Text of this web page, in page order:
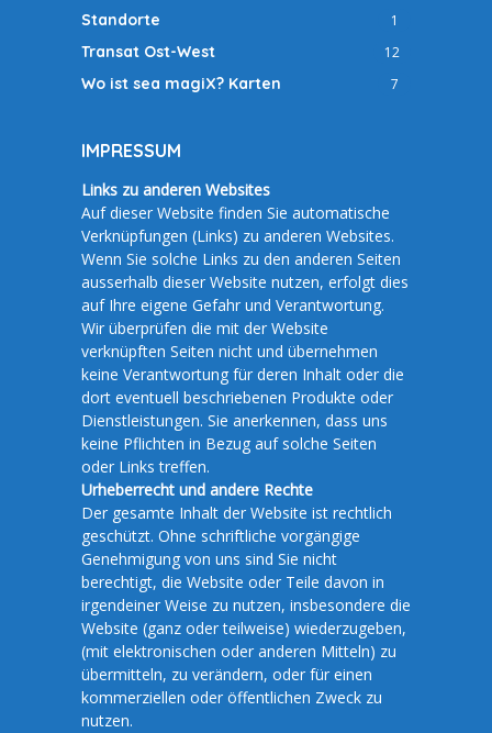
Standorte 1
Transat Ost-West 12
Wo ist sea magiX? Karten 7
IMPRESSUM
Links zu anderen Websites
Auf dieser Website finden Sie automatische
Verknüpfungen (Links) zu anderen Websites.
Wenn Sie solche Links zu den anderen Seiten
ausserhalb dieser Website nutzen, erfolgt dies
auf Ihre eigene Gefahr und Verantwortung.
Wir überprüfen die mit der Website
verknüpften Seiten nicht und übernehmen
keine Verantwortung für deren Inhalt oder die
dort eventuell beschriebenen Produkte oder
Dienstleistungen. Sie anerkennen, dass uns
keine Pflichten in Bezug auf solche Seiten
oder Links treffen.
Urheberrecht und andere Rechte
Der gesamte Inhalt der Website ist rechtlich
geschützt. Ohne schriftliche vorgängige
Genehmigung von uns sind Sie nicht
berechtigt, die Website oder Teile davon in
irgendeiner Weise zu nutzen, insbesondere die
Website (ganz oder teilweise) wiederzugeben,
(mit elektronischen oder anderen Mitteln) zu
übermitteln, zu verändern, oder für einen
kommerziellen oder öffentlichen Zweck zu
nutzen.